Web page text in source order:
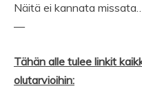
Näitä ei kannata
—
Tähän alle tulee linkit
olutarvioihin: